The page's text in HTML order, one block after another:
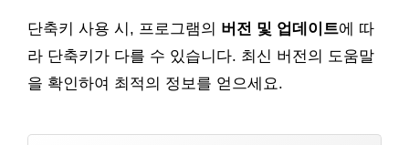
단축키 사용 시, 프로그램의 버전 및 업데이트에 따
라 단축키가 다를 수 있습니다. 최신 버전의 도움말
을 확인하여 최적의 정보를 얻으세요.